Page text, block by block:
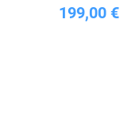
199,00 €